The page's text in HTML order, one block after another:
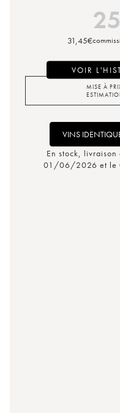
31,45€
VOIR
MISE À
VINS
En stock, livraison
01/06/2026 et